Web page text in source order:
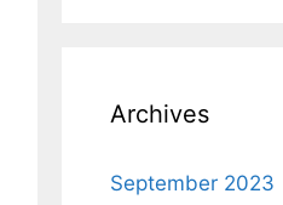
Archives
September 2023